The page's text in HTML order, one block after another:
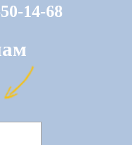
14-68